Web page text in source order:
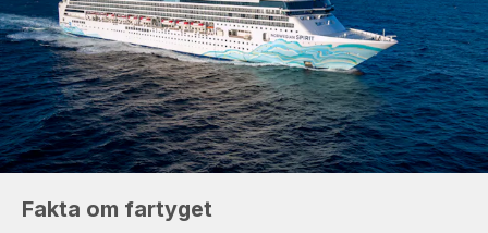
Fakta om fartyget